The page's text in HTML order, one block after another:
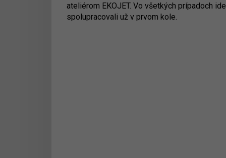
ateliérom EKOJET. Vo všetkých prípadoch
spolupracovali už v prvom kole.